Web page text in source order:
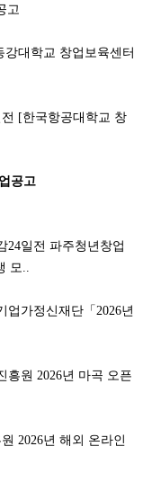
고
대학교 창업보육센터
[한국항공대학교 창
공고
24일전 파주청년창업
모..
가정신재단「2026년
흥원 2026년 마곡 오픈
2026년 해외 온라인